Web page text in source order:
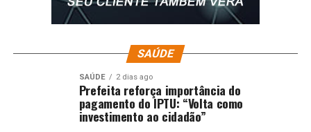
SAÚDE
SAÚDE 2 dias ago
Prefeita reforça importância do
pagamento do IPTU: “Volta como
investimento ao cidadão”